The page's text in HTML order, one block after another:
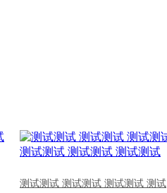
测试测试 测试测试 测试测试 测试